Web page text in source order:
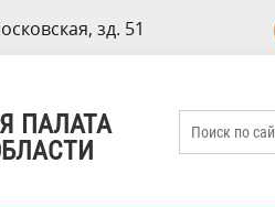
зд. 51
ПАЛАТА